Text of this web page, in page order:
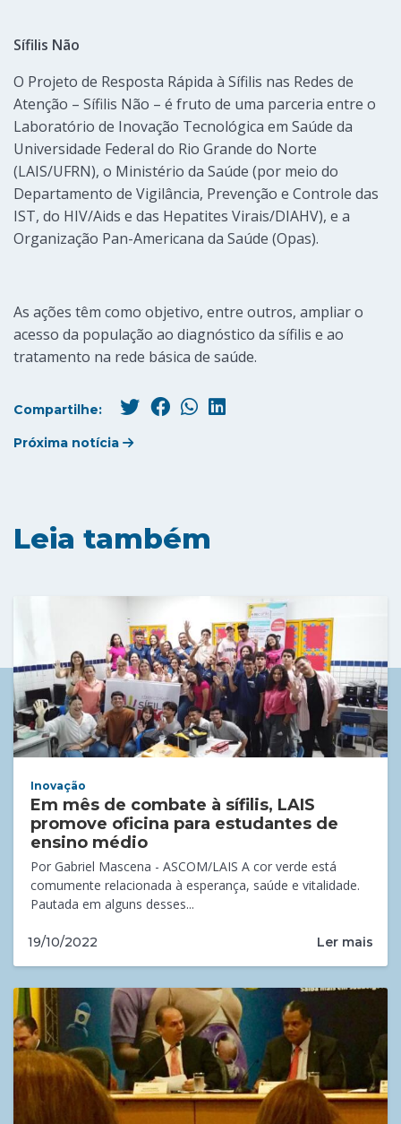
Sífilis Não
O Projeto de Resposta Rápida à Sífilis nas Redes de
Atenção – Sífilis Não – é fruto de uma parceria entre o
Laboratório de Inovação Tecnológica em Saúde da
Universidade Federal do Rio Grande do Norte
(LAIS/UFRN), o Ministério da Saúde (por meio do
Departamento de Vigilância, Prevenção e Controle das
IST, do HIV/Aids e das Hepatites Virais/DIAHV), e a
Organização Pan-Americana da Saúde (Opas).
As ações têm como objetivo, entre outros, ampliar o
acesso da população ao diagnóstico da sífilis e ao
tratamento na rede básica de saúde.
Compartilhe:
Próxima notícia
Leia também
Inovação
Em mês de combate à sífilis, LAIS
promove oficina para estudantes de
ensino médio
Por Gabriel Mascena - ASCOM/LAIS A cor verde está
comumente relacionada à esperança, saúde e vitalidade.
Pautada em alguns desses...
19/10/2022 Ler mais